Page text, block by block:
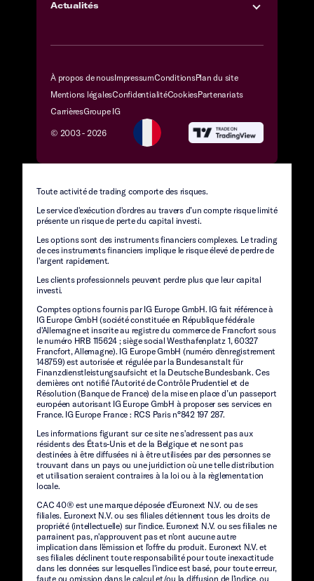
Actualités
À propos de nousImpressumConditionsPlan du site
Mentions légalesConfidentialitéCookiesPartenariats
CarrièresGroupe IG
© 2003 - 2026
Toute activité de trading comporte des risques.
Le service d'exécution d'ordres au travers d’un compte risque limité
présente un risque de perte du capital investi.
Les options sont des instruments financiers complexes. Le trading
de ces instruments financiers implique le risque élevé de perdre de
l'argent rapidement.
Les clients professionnels peuvent perdre plus que leur capital
investi.
Comptes options fournis par IG Europe GmbH. IG fait référence à
IG Europe GmbH (société constituée en République fédérale
d'Allemagne et inscrite au registre du commerce de Francfort sous
le numéro HRB 115624 ; siège social Westhafenplatz 1, 60327
Francfort, Allemagne). IG Europe GmbH (numéro d'enregistrement
148759) est autorisée et régulée par la Bundesanstalt für
Finanzdienstleistungsaufsicht et la Deutsche Bundesbank. Ces
dernières ont notifié l’Autorité de Contrôle Prudentiel et de
Résolution (Banque de France) de la mise en place d’un passeport
européen autorisant IG Europe GmbH à proposer ses services en
France. IG Europe France : RCS Paris n°842 197 287.
Les informations figurant sur ce site ne s'adressent pas aux
résidents des États-Unis et de la Belgique et ne sont pas
destinées à être diffusées ni à être utilisées par des personnes se
trouvant dans un pays ou une juridiction où une telle distribution
et utilisation seraient contraires à la loi ou à la règlementation
locale.
CAC 40® est une marque déposée d'Euronext N.V. ou de ses
filiales. Euronext N.V. ou ses filiales détiennent tous les droits de
propriété (intellectuelle) sur l'indice. Euronext N.V. ou ses filiales ne
parrainent pas, n'approuvent pas et n'ont aucune autre
implication dans l'émission et l'offre du produit. Euronext N.V. et
ses filiales déclinent toute responsabilité pour toute inexactitude
dans les données sur lesquelles l'indice est basé, pour toute erreur,
faute ou omission dans le calcul et/ou la diffusion de l'indice, ou